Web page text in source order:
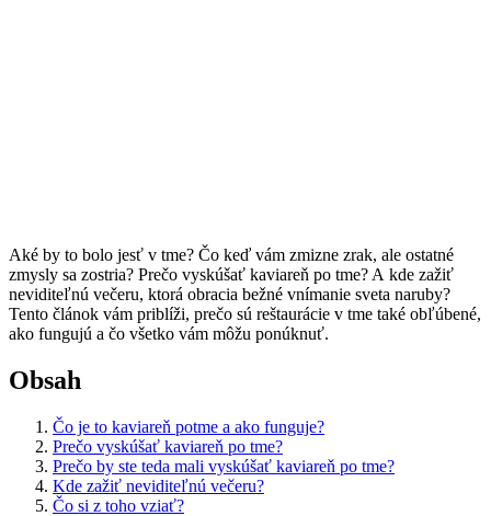
Aké by to bolo jesť v tme? Čo keď vám zmizne zrak, ale ostatné
zmysly sa zostria? Prečo vyskúšať kaviareň po tme? A kde zažiť
neviditeľnú večeru, ktorá obracia bežné vnímanie sveta naruby?
Tento článok vám priblíži, prečo sú reštaurácie v tme také obľúbené,
ako fungujú a čo všetko vám môžu ponúknuť.
Obsah
Čo je to kaviareň potme a ako funguje?
Prečo vyskúšať kaviareň po tme?
Prečo by ste teda mali vyskúšať kaviareň po tme?
Kde zažiť neviditeľnú večeru?
Čo si z toho vziať?